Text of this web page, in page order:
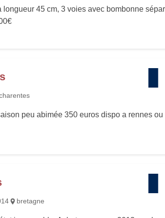
45 cm, 3 voies avec bombonne
peu abimée 350 euros dispo a rennes ou
bretagne